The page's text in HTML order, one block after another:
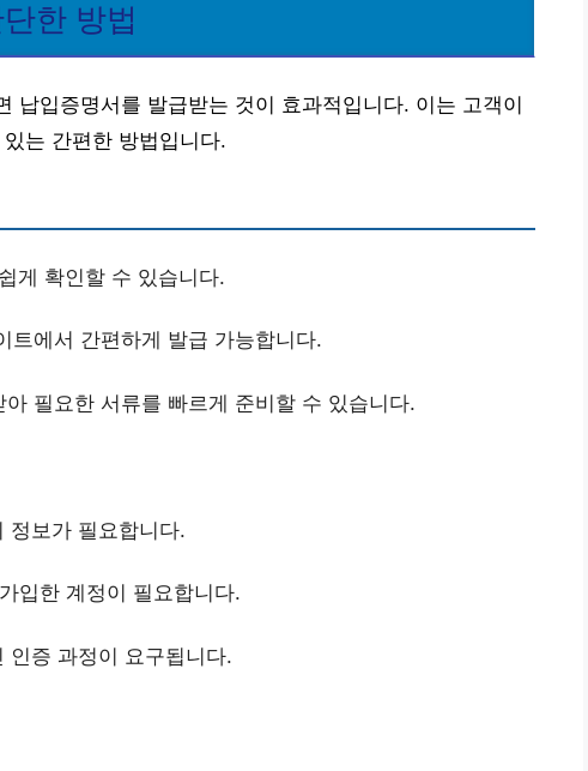
한 방법
납입증명서를 발급받는 것이 효과적입니다. 이는 고객이
는 간편한 방법입니다.
게 확인할 수 있습니다.
트에서 간편하게 발급 가능합니다.
필요한 서류를 빠르게 준비할 수 있습니다.
정보가 필요합니다.
입한 계정이 필요합니다.
인증 과정이 요구됩니다.